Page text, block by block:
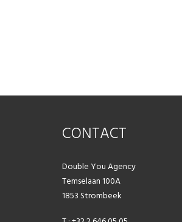
CONTACT
Double You Agency
Temselaan 100A
1853 Strombeek